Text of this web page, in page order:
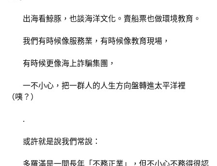
	出海看鯨豚，也談海洋文化。賣船票也做環境教育。
	我們有時候像服務業，有時候像教育現場，
	有時候更像海上詐騙集團，
（咦？）
	.
	或許就是說我們常說：